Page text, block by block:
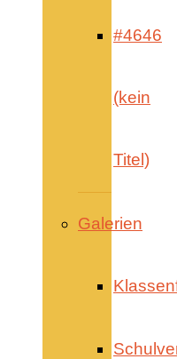
#4646
(kein
Titel)
Galerien